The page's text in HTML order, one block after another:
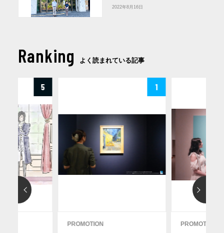
江由紀子さん（後編）
2022年8月16日
Ranking よく読まれている記事
5 1
PROMOTION PROMOTION